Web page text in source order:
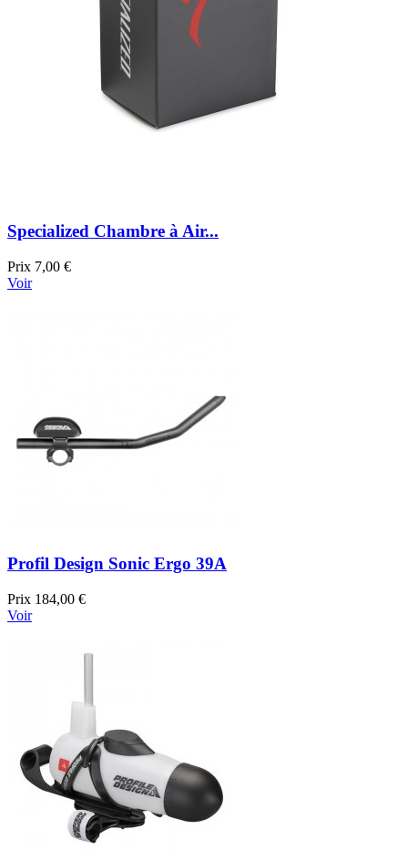
Specialized Chambre à Air...
Prix 7,00 €
Voir
Profil Design Sonic Ergo 39A
Prix 184,00 €
Voir